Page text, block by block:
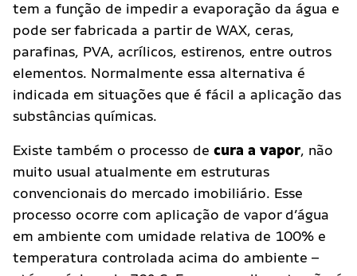
tem a função de impedir a evaporação da água e
pode ser fabricada a partir de WAX, ceras,
parafinas, PVA, acrílicos, estirenos, entre outros
elementos. Normalmente essa alternativa é
indicada em situações que é fácil a aplicação das
substâncias químicas.
Existe também o processo de cura a vapor, não
muito usual atualmente em estruturas
convencionais do mercado imobiliário. Esse
processo ocorre com aplicação de vapor d’água
em ambiente com umidade relativa de 100% e
temperatura controlada acima do ambiente –